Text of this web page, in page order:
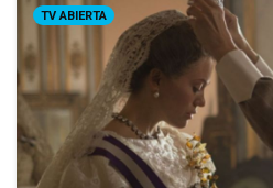
TV ABIERTA